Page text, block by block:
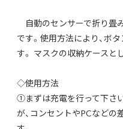
自動のセンサーで折り畳
です。使用方法により、ボ
す。 マスクの収納ケースと
◇使用方法
①まずは充電を行って下さ
が、コンセントやPCなどの